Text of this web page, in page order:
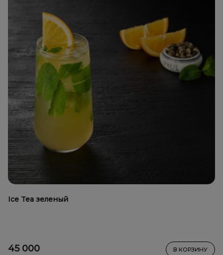
Ice Tea зеленый
45 000 В КОРЗИНУ